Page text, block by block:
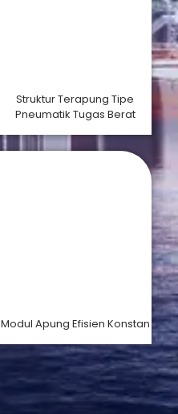
Struktur Terapung Tipe
Pneumatik Tugas Berat
Modul Apung Efisien Konstan